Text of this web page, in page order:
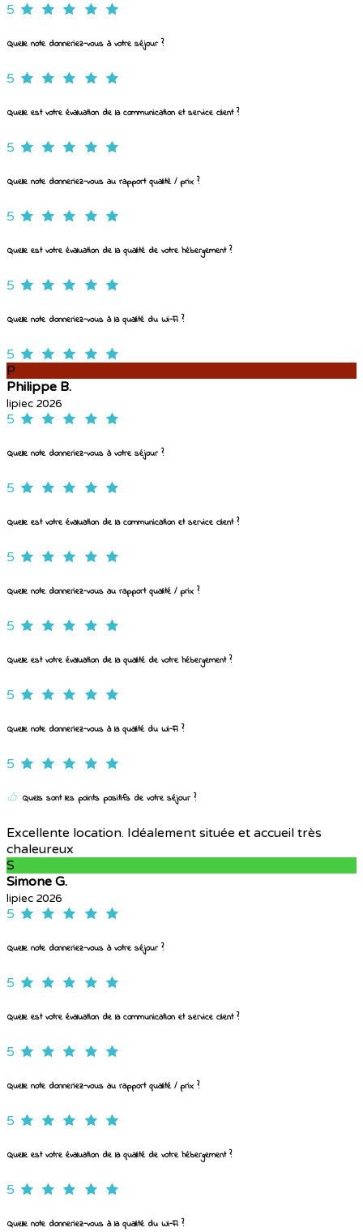
5
Quelle note donneriez-vous à votre séjour ?
5
Quelle est votre évaluation de la communication et service client ?
5
Quelle note donneriez-vous au rapport qualité / prix ?
5
Quelle est votre évaluation de la qualité de votre hébergement ?
5
Quelle note donneriez-vous à la qualité du Wi-Fi ?
5
P
Philippe B.
lipiec 2026
5
Quelle note donneriez-vous à votre séjour ?
5
Quelle est votre évaluation de la communication et service client ?
5
Quelle note donneriez-vous au rapport qualité / prix ?
5
Quelle est votre évaluation de la qualité de votre hébergement ?
5
Quelle note donneriez-vous à la qualité du Wi-Fi ?
5
Quels sont les points positifs de votre séjour ?
Excellente location. Idéalement située et accueil très
chaleureux
S
Simone G.
lipiec 2026
5
Quelle note donneriez-vous à votre séjour ?
5
Quelle est votre évaluation de la communication et service client ?
5
Quelle note donneriez-vous au rapport qualité / prix ?
5
Quelle est votre évaluation de la qualité de votre hébergement ?
5
Quelle note donneriez-vous à la qualité du Wi-Fi ?